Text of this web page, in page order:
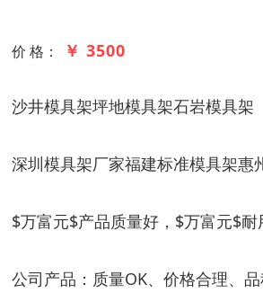
价 格： ￥ 3500
沙井模具架坪地模具架石岩模具架
深圳模具架厂家福建标准模具架惠
$万富元$产品质量好，$万富元$
公司产品：质量OK、价格合理、